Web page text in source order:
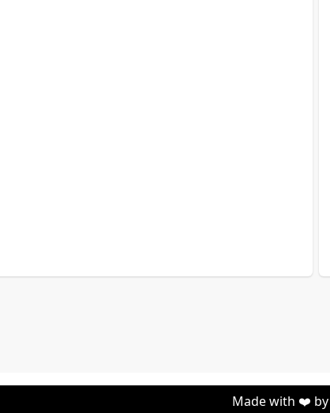
Made with ❤️ by